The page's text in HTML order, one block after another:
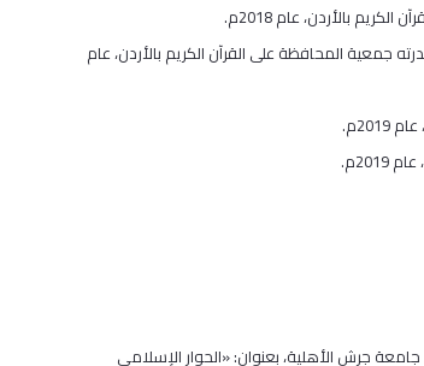
جمعية المحافظة على القرآن الكريم بالأردن، عام
جرش الأهلية، بعنوان: «الحوار الإسلامي